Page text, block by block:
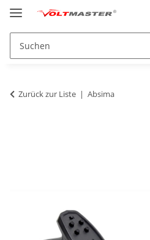
Zurück zur Liste Absima